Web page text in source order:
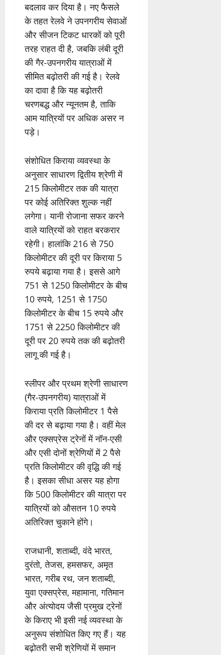
बदलाव कर दिया है। नए फैसले
के तहत रेलवे ने उपनगरीय सेवाओं
और सीजन टिकट धारकों को पूरी
तरह राहत दी है, जबकि लंबी दूरी
की गैर-उपनगरीय यात्राओं में
सीमित बढ़ोतरी की गई है। रेलवे
का दावा है कि यह बढ़ोतरी
चरणबद्ध और न्यूनतम है, ताकि
आम यात्रियों पर अधिक असर न
पड़े।
संशोधित किराया व्यवस्था के
अनुसार साधारण द्वितीय श्रेणी में
215 किलोमीटर तक की यात्रा
पर कोई अतिरिक्त शुल्क नहीं
लगेगा। यानी रोजाना सफर करने
वाले यात्रियों को राहत बरकरार
रहेगी। हालांकि 216 से 750
किलोमीटर की दूरी पर किराया 5
रुपये बढ़ाया गया है। इससे आगे
751 से 1250 किलोमीटर के बीच
10 रुपये, 1251 से 1750
किलोमीटर के बीच 15 रुपये और
1751 से 2250 किलोमीटर की
दूरी पर 20 रुपये तक की बढ़ोतरी
लागू की गई है।
स्लीपर और प्रथम श्रेणी साधारण
(गैर-उपनगरीय) यात्राओं में
किराया प्रति किलोमीटर 1 पैसे
की दर से बढ़ाया गया है। वहीं मेल
और एक्सप्रेस ट्रेनों में नॉन-एसी
और एसी दोनों श्रेणियों में 2 पैसे
प्रति किलोमीटर की वृद्धि की गई
है। इसका सीधा असर यह होगा
कि 500 किलोमीटर की यात्रा पर
यात्रियों को औसतन 10 रुपये
अतिरिक्त चुकाने होंगे।
राजधानी, शताब्दी, वंदे भारत,
दुरंतो, तेजस, हमसफर, अमृत
भारत, गरीब रथ, जन शताब्दी,
युवा एक्सप्रेस, महामाना, गतिमान
और अंत्योदय जैसी प्रमुख ट्रेनों
के किराए भी इसी नई व्यवस्था के
अनुरूप संशोधित किए गए हैं। यह
बढ़ोतरी सभी श्रेणियों में समान